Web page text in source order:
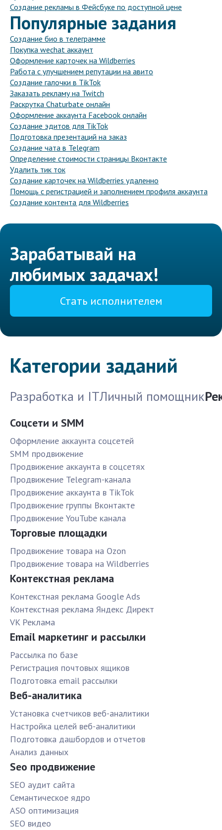
Создание рекламы в Фейсбуке по доступной цене
Популярные задания
Создание био в телеграмме
Покупка wechat аккаунт
Оформление карточек на Wildberries
Работа с улучшением репутации на авито
Создание галочки в TikTok
Заказать рекламу на Twitch
Раскрутка Chaturbate онлайн
Оформление аккаунта Facebook онлайн
Создание эдитов для TikTok
Подготовка презентаций на заказ
Создание чата в Telegram
Определение стоимости страницы Вконтакте
Удалить тик ток
Создание карточек на Wildberries удаленно
Помощь с регистрацией и заполнением профиля аккаунта
Создание контента для Wildberries
Зарабатывай на
любимых задачах!
Стать исполнителем
Категории заданий
Разработка и ITЛичный помощник
Соцсети и SMM
Оформление аккаунта соцсетей
SMM продвижение
Продвижение аккаунта в соцсетях
Продвижение Telegram-канала
Продвижение аккаунта в TikTok
Продвижение группы Вконтакте
Продвижение YouTube канала
Торговые площадки
Продвижение товара на Ozon
Продвижение товара на Wildberries
Контекстная реклама
Контекстная реклама Google Ads
Контекстная реклама Яндекс Директ
VK Реклама
Email маркетинг и рассылки
Рассылка по базе
Pегистрация почтовых ящиков
Подготовка email рассылки
Веб-аналитика
Установка счетчиков веб-аналитики
Настройка целей веб-аналитики
Подготовка дашбордов и отчетов
Анализ данных
Seo продвижение
SЕО аудит сайта
Семантическое ядро
ASO оптимизация
SЕО видео